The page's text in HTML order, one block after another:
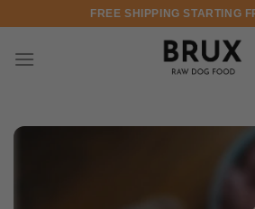
Skip to contentFREE SHIPPING STARTING